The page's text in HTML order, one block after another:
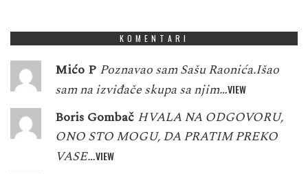
KOMENTARI
Mićo P Poznavao sam Sašu Raonića.Išao
sam na izviđače skupa sa njim…VIEW
Boris Gombač HVALA NA ODGOVORU,
ONO STO MOGU, DA PRATIM PREKO
VASE…VIEW